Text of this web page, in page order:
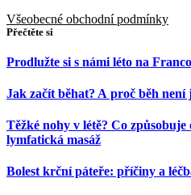
Všeobecné obchodní podmínky
Přečtěte si
Prodlužte si s námi léto na
Jak začít běhat? A proč běh není
Těžké nohy v létě? Co
lymfatická masáž
Bolest krční páteře: příčiny a